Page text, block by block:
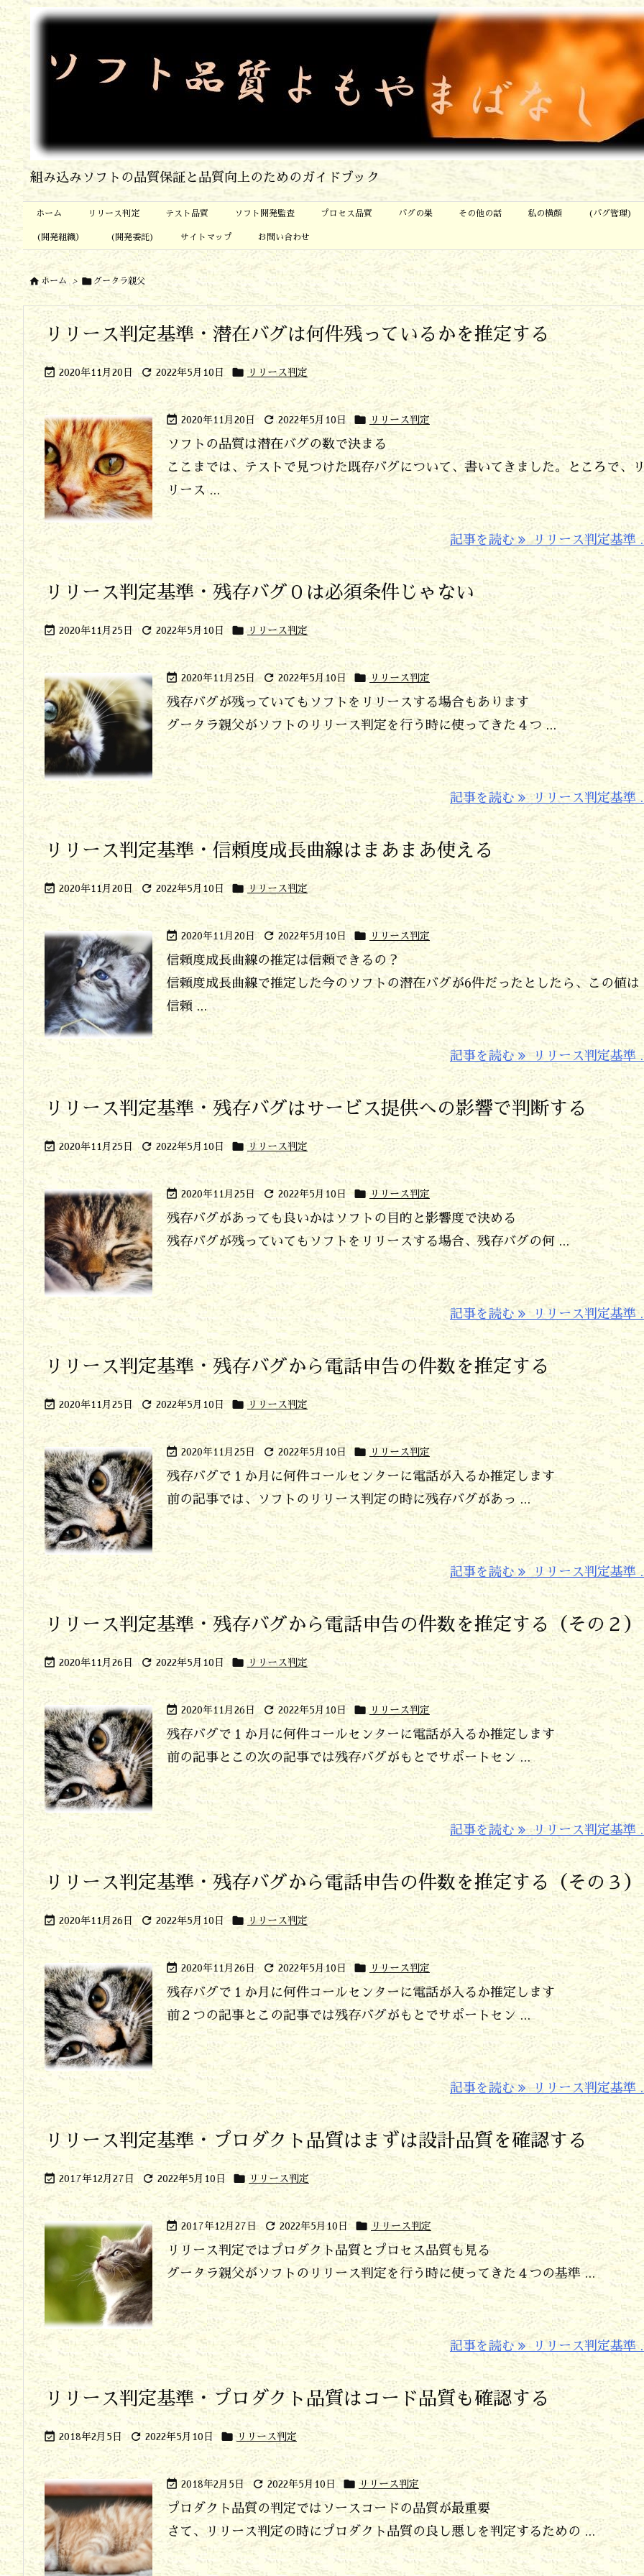
組み込みソフトの品質保証と品質向上のためのガイドブック
ホーム リリース判定 テスト品質 ソフト開発監査 プロセス品質 バグの巣 その他の話 私の横顔 (バグ管理)
(開発組織） (開発委託) サイトマップ お問い合わせ
 ホーム >  グータラ親父
リリース判定基準・潜在バグは何件残っているかを推定する
 2020年11月20日  2022年5月10日  リリース判定
 2020年11月20日  2022年5月10日  リリース判定
ソフトの品質は潜在バグの数で決まる
ここまでは、テストで見つけた既存バグについて、書いてきました。ところで、
リース ...
記事を読む リリース判定基準
リリース判定基準・残存バグ０は必須条件じゃない
 2020年11月25日  2022年5月10日  リリース判定
 2020年11月25日  2022年5月10日  リリース判定
残存バグが残っていてもソフトをリリースする場合もあります
グータラ親父がソフトのリリース判定を行う時に使ってきた４つ ...
記事を読む リリース判定基準
リリース判定基準・信頼度成長曲線はまあまあ使える
 2020年11月20日  2022年5月10日  リリース判定
 2020年11月20日  2022年5月10日  リリース判定
信頼度成長曲線の推定は信頼できるの？
信頼度成長曲線で推定した今のソフトの潜在バグが6件だったとしたら、この値は
信頼 ...
記事を読む リリース判定基準
リリース判定基準・残存バグはサービス提供への影響で判断する
 2020年11月25日  2022年5月10日  リリース判定
 2020年11月25日  2022年5月10日  リリース判定
残存バグがあっても良いかはソフトの目的と影響度で決める
残存バグが残っていてもソフトをリリースする場合、残存バグの何 ...
記事を読む リリース判定基準
リリース判定基準・残存バグから電話申告の件数を推定する
 2020年11月25日  2022年5月10日  リリース判定
 2020年11月25日  2022年5月10日  リリース判定
残存バグで１か月に何件コールセンターに電話が入るか推定します
前の記事では、ソフトのリリース判定の時に残存バグがあっ ...
記事を読む リリース判定基準
リリース判定基準・残存バグから電話申告の件数を推定する（その２）
 2020年11月26日  2022年5月10日  リリース判定
 2020年11月26日  2022年5月10日  リリース判定
残存バグで１か月に何件コールセンターに電話が入るか推定します
前の記事とこの次の記事では残存バグがもとでサポートセン ...
記事を読む リリース判定基準
リリース判定基準・残存バグから電話申告の件数を推定する（その３）
 2020年11月26日  2022年5月10日  リリース判定
 2020年11月26日  2022年5月10日  リリース判定
残存バグで１か月に何件コールセンターに電話が入るか推定します
前２つの記事とこの記事では残存バグがもとでサポートセン ...
記事を読む リリース判定基準
リリース判定基準・プロダクト品質はまずは設計品質を確認する
 2017年12月27日  2022年5月10日  リリース判定
 2017年12月27日  2022年5月10日  リリース判定
リリース判定ではプロダクト品質とプロセス品質も見る
グータラ親父がソフトのリリース判定を行う時に使ってきた４つの基準 ...
記事を読む リリース判定基準
リリース判定基準・プロダクト品質はコード品質も確認する
 2018年2月5日  2022年5月10日  リリース判定
 2018年2月5日  2022年5月10日  リリース判定
プロダクト品質の判定ではソースコードの品質が最重要
さて、リリース判定の時にプロダクト品質の良し悪しを判定するための ...